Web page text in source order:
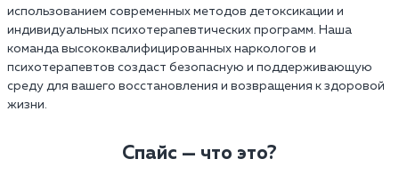
использованием современных методов детоксикации и
индивидуальных психотерапевтических программ. Наша
команда высококвалифицированных наркологов и
психотерапевтов создаст безопасную и поддерживающую
среду для вашего восстановления и возвращения к здоровой
жизни.
Спайс — что это?